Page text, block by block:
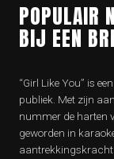
POPULAIR
BIJ EEN
“Girl Like You” is
publiek. Met zijn
nummer de harten
geworden in
aantrekkingskracht